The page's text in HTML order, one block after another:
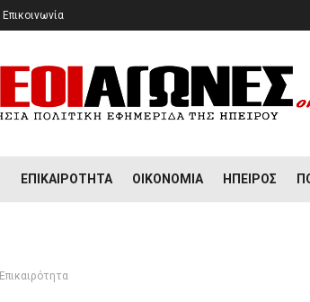
Επικοινωνία
ΕΠΙΚΑΙΡΌΤΗΤΑ ΟΙΚΟΝΟΜΊΑ ΉΠΕΙΡΟΣ
Επικαιρότητα